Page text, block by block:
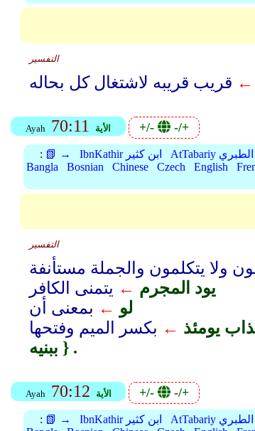
التفسير
←
Ayah 70:11 الأية +/- -/+
: 📗 → IbnKathir ابن كثير AtTabariy الطبري
Bangla
Bosnian Chinese Czech English
التفسير
ولا يتكلمون والجملة مستأنفة
يود المجرم ← يتمنى الكافر
لو ← بمعنى أن
يومئذ ← بكسر الميم وفتحها
ببنيه } .
Ayah 70:12 الأية +/- -/+
: 📗 → IbnKathir ابن كثير AtTabariy الطبري